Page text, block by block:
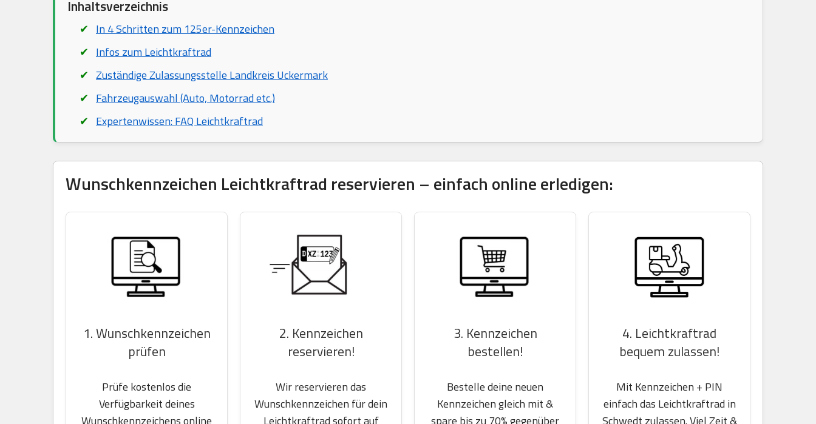
Inhaltsverzeichnis
In 4 Schritten zum 125er-Kennzeichen
Infos zum Leichtkraftrad
Zuständige Zulassungsstelle Landkreis Uckermark
Fahrzeugauswahl (Auto, Motorrad etc.)
Expertenwissen: FAQ Leichtkraftrad
Wunschkennzeichen Leichtkraftrad reservieren – einfach online erledigen:
1. Wunschkennzeichen
prüfen
Prüfe kostenlos die
Verfügbarkeit deines
Wunschkennzeichens online
2. Kennzeichen
reservieren!
Wir reservieren das
Wunschkennzeichen für dein
Leichtkraftrad sofort auf
3. Kennzeichen
bestellen!
Bestelle deine neuen
Kennzeichen gleich mit &
spare bis zu 70% gegenüber
4. Leichtkraftrad
bequem zulassen!
Mit Kennzeichen + PIN
einfach das Leichtkraftrad in
Schwedt zulassen. Viel Zeit &